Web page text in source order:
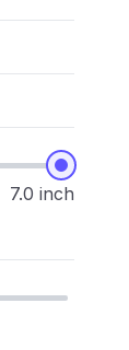
7.0 inch